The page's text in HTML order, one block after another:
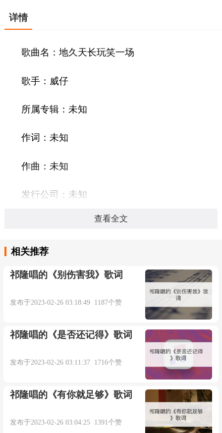
详情
歌曲名：地久天长玩笑一场
歌手：威仔
所属专辑：未知
作词：未知
作曲：未知
发行公司：未知
语言：
时长：03:59秒
地久天长玩笑一场-威仔/阿夏
词：威仔
曲：杨子辰
混音：威仔
OP：云猫文化InMove
查看全文
相关推荐
祁隆唱的《别伤害我》歌词
发布于2023-02-26 03:18:49 1187个赞
祁隆唱的《是否还记得》歌词
发布于2023-02-26 03:11:37 1716个赞
祁隆唱的《有你就足够》歌词
发布于2023-02-26 03:04:25 1391个赞